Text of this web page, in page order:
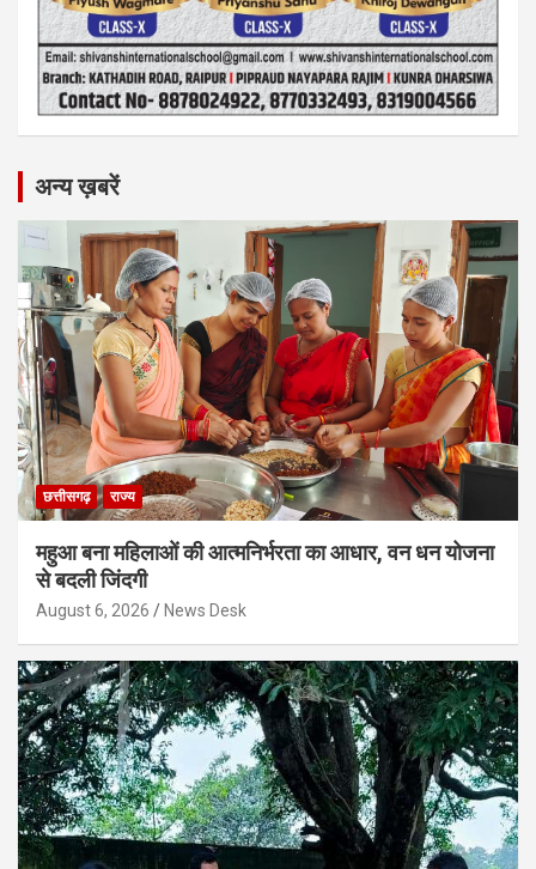
अन्य ख़बरें
छत्तीसगढ़ राज्य
महुआ बना महिलाओं की आत्मनिर्भरता का आधार, वन धन योजना
से बदली जिंदगी
August 6, 2026 News Desk